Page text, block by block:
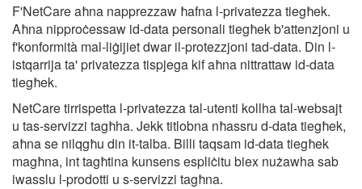
F'NetCare aħna napprezzaw ħafna l-privatezza tiegħek.
Aħna nipproċessaw id-data personali tiegħek b'attenzjoni u
f'konformità mal-liġijiet dwar il-protezzjoni tad-data. Din l-
istqarrija ta' privatezza tispjega kif aħna nittrattaw id-data
tiegħek.
NetCare tirrispetta l-privatezza tal-utenti kollha tal-websajt
u tas-servizzi tagħha. Jekk titlobna nħassru d-data tiegħek,
aħna se nilqgħu din it-talba. Billi taqsam id-data tiegħek
magħna, int tagħtina kunsens espliċitu biex nużawha sab
iwasslu l-prodotti u s-servizzi tagħna.